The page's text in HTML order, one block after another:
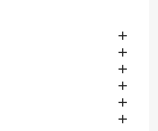





